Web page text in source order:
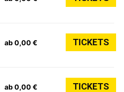
ab 0,00 € TICKETS
ab 0,00 € TICKETS